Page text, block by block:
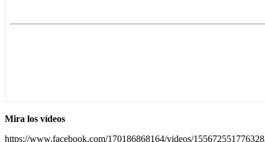
Mira los vídeos
https://www.facebook.com/170186868164/videos/